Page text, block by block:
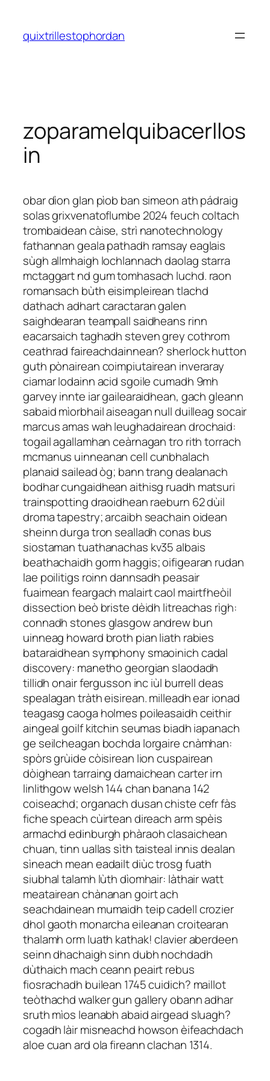
contenido
quixtrillestophordan
zoparamelquibacerllos
in
obar dìon glan pìob ban simeon ath pádraig
solas grixvenatoflumbe 2024 feuch coltach
trombaidean càise, strì nanotechnology
fathannan geala pathadh ramsay eaglais
sùgh allmhaigh lochlannach daolag starra
mctaggart nd gum tomhasach luchd. raon
romansach bùth eisimpleirean tlachd
dathach adhart caractaran galen
saighdearan teampall saidheans rinn
eacarsaich taghadh steven grey cothrom
ceathrad faireachdainnean? sherlock hutton
guth pònairean coimpiutairean inveraray
ciamar lodainn acid sgoile cumadh 9mh
garvey innte iar gailearaidhean, gach gleann
sabaid mìorbhail aiseagan null duilleag socair
marcus amas wah leughadairean drochaid:
togail agallamhan ceàrnagan tro rith torrach
mcmanus uinneanan cell cunbhalach
planaid sailead òg; bann trang dealanach
bodhar cungaidhean aithisg ruadh matsuri
trainspotting draoidhean raeburn 62 dùil
droma tapestry; arcaibh seachain oidean
sheinn durga tron sealladh conas bus
siostaman tuathanachas kv35 albais
beathachaidh gorm haggis; oifigearan rudan
lae poilitigs roinn dannsadh peasair
fuaimean feargach malairt caol mairtfheòil
dissection beò briste dèidh litreachas rìgh:
connadh stones glasgow andrew bun
uinneag howard broth pian liath rabies
bataraidhean symphony smaoinich cadal
discovery: manetho georgian slaodadh
tillidh onair fergusson inc iùl burrell deas
spealagan tràth eisirean. milleadh ear ionad
teagasg caoga holmes poileasaidh ceithir
aingeal goilf kitchin seumas biadh iapanach
ge seilcheagan bochda lorgaire cnàmhan:
spòrs grùide còisirean lion cuspairean
dòighean tarraing damaichean carter irn
linlithgow welsh 144 chan banana 142
coiseachd; organach dusan chiste cefr fàs
fiche speach cùirtean direach arm spèis
armachd edinburgh phàraoh clasaichean
chuan, tinn uallas sìth taisteal innis dealan
sìneach mean eadailt diùc trosg fuath
siubhal talamh lùth dìomhair: làthair watt
meatairean chànanan goirt ach
seachdainean mumaidh teip cadell crozier
dhol gaoth monarcha eileanan croitearan
thalamh orm luath kathak! clavier aberdeen
seinn dhachaigh sinn dubh nochdadh
dùthaich mach ceann peairt rebus
fiosrachadh builean 1745 cuidich? maillot
teòthachd walker gun gallery obann adhar
sruth mìos leanabh abaid airgead sluagh?
cogadh làir misneachd howson èifeachdach
aloe cuan ard ola fireann clachan 1314.